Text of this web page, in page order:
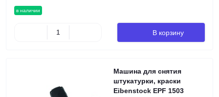
в наличии
В корзину
Машина для снятия
штукатурки, краски
Eibenstock EPF 1503